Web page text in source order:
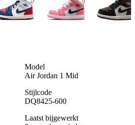
Model
Air Jordan 1 Mid
Stijlcode
DQ8425-600
Laatst bijgewerkt